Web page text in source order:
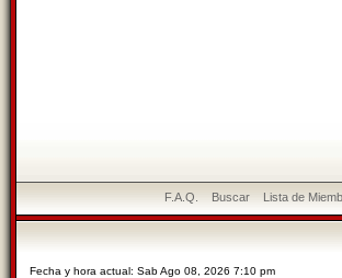
F.A.Q. Buscar Lista de
Fecha y hora actual: Sab Ago 08, 2026 7:10 pm